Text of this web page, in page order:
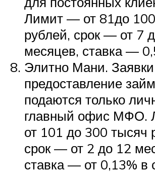
Лимит — от 81до
рублей, срок — от 7
месяцев, ставка —
Элитно Мани.
предоставление
подаются только
главный офис МФО.
от 101 до 300 тысяч
срок — от 2 до 12
ставка — от 0,13% в